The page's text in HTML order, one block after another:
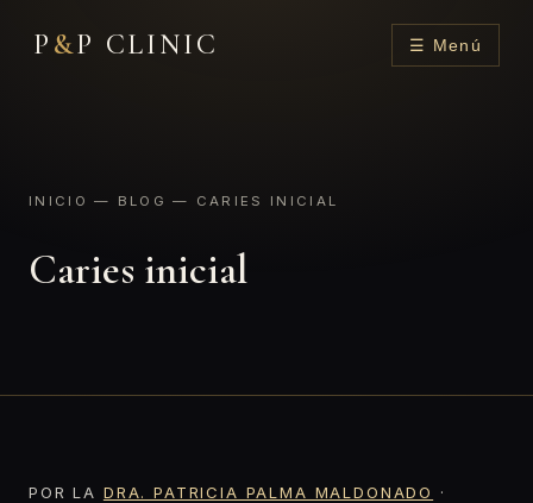
P &P CLINIC ☰ Menú
INICIO — BLOG — CARIES INICIAL
Caries inicial
POR LA DRA. PATRICIA PALMA MALDONADO
·